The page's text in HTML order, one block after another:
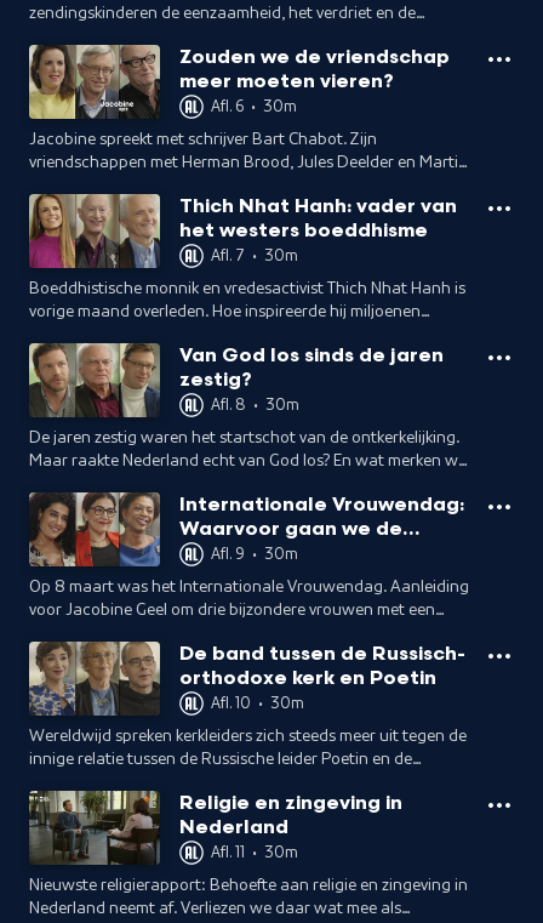
zendingskinderen de eenzaamheid, het verdriet en de
zonder hun ouders.
Zouden we de vriendschap
meer moeten vieren?
Afl. 6 • 30m
Jacobine spreekt met schrijver Bart Chabot. Zijn
vriendschappen met Herman Brood, Jules Deelder en Martin
voor, begeleid door Johan Borger.Thich Nhat Hanh: vader van
het westers boeddhisme
Afl. 7 • 30m
Boeddhistische monnik en vredesactivist Thich Nhat Hanh is
vorige maand overleden. Hoe inspireerde hij miljoenen
Van God los sinds de jaren
zestig?
Afl. 8 • 30m
De jaren zestig waren het startschot van de ontkerkelijking.
Maar raakte Nederland echt van God los? En wat merken we
Internationale Vrouwendag:
Waarvoor gaan we de
barricade op?
Afl. 9 • 30m
Op 8 maart was het Internationale Vrouwendag. Aanleiding
voor Jacobine Geel om drie bijzondere vrouwen met een
gaan zij de barricade op?De band tussen de Russisch-
orthodoxe kerk en Poetin
Afl. 10 • 30m
Wereldwijd spreken kerkleiders zich steeds meer uit tegen de
innige relatie tussen de Russische leider Poetin en de
daarover met drie gasten.Religie en zingeving in
Nederland
Afl. 11 • 30m
Nieuwste religierapport: Behoefte aan religie en zingeving in
Nederland neemt af. Verliezen we daar wat mee als